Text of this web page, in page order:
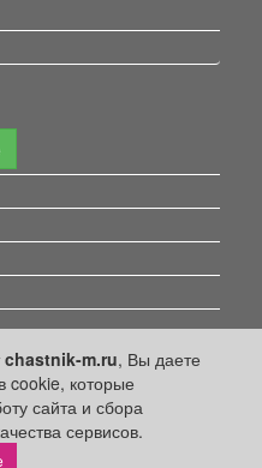
chastnik-m.ru, Вы даете
cookie, которые
сайта и сбора
сервисов.